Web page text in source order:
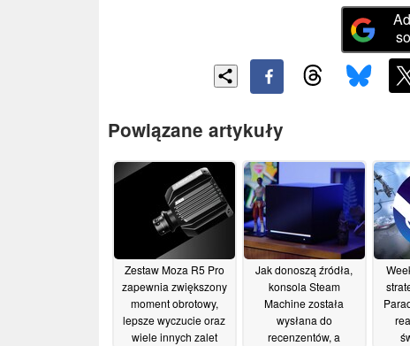
Powiązane artykuły
Zestaw Moza R5 Pro
zapewnia zwiększony
moment obrotowy,
lepsze wyczucie oraz
wiele innych zalet
Jak donoszą źródła,
konsola Steam
Machine została
wysłana do
recenzentów, a